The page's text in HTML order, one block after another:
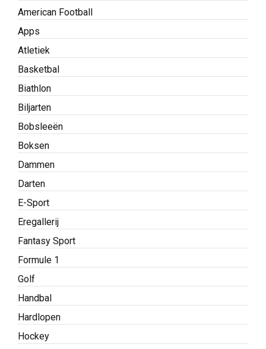
American Football
Apps
Atletiek
Basketbal
Biathlon
Biljarten
Bobsleeën
Boksen
Dammen
Darten
E-Sport
Eregallerij
Fantasy Sport
Formule 1
Golf
Handbal
Hardlopen
Hockey